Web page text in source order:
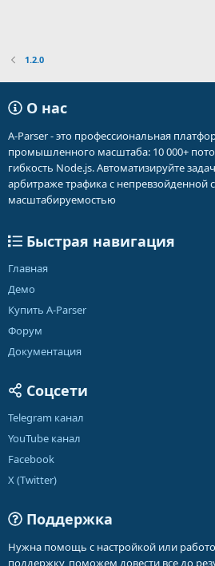
1.2.0
О нас
A-Parser - это профессиональная
промышленного масштаба: 10 000+
гибкость Node.js. Автоматизируйте
арбитраже трафика с непревзойденной
масштабируемостью
Быстрая навигация
Главная
Демо
Купить A-Parser
Форум
Документация
Соцсети
Telegram канал
YouTube канал
Facebook
X (Twitter)
Поддержка
Нужна помощь с настройкой или
поддержку, поможем довести все до